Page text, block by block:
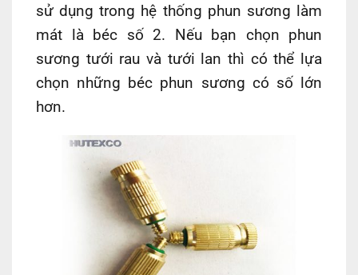
sử dụng trong hệ thống phun sương làm
mát là béc số 2. Nếu bạn chọn phun
sương tưới rau và tưới lan thì có thể lựa
chọn những béc phun sương có số lớn
hơn.